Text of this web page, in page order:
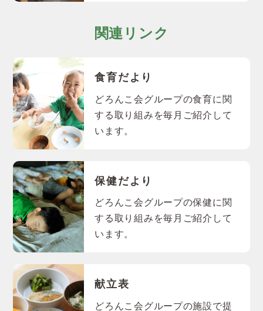
関連リンク
食育だより
どろんこ会グループの食育に関
する取り組みを毎月ご紹介して
います。
保健だより
どろんこ会グループの保健に関
する取り組みを毎月ご紹介して
います。
献立表
どろんこ会グループの施設で提